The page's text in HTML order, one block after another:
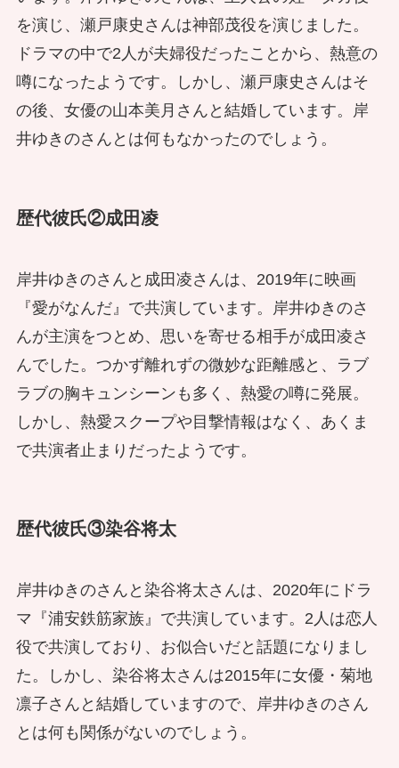
を演じ、瀬戸康史さんは神部茂役を演じました。
ドラマの中で2人が夫婦役だったことから、熱意の
噂になったようです。しかし、瀬戸康史さんはそ
の後、女優の山本美月さんと結婚しています。岸
井ゆきのさんとは何もなかったのでしょう。
歴代彼氏②成田凌
岸井ゆきのさんと成田凌さんは、2019年に映画
『愛がなんだ』で共演しています。岸井ゆきのさ
んが主演をつとめ、思いを寄せる相手が成田凌さ
んでした。つかず離れずの微妙な距離感と、ラブ
ラブの胸キュンシーンも多く、熱愛の噂に発展。
しかし、熱愛スクープや目撃情報はなく、あくま
で共演者止まりだったようです。
歴代彼氏③染谷将太
岸井ゆきのさんと染谷将太さんは、2020年にドラ
マ『浦安鉄筋家族』で共演しています。2人は恋人
役で共演しており、お似合いだと話題になりまし
た。しかし、染谷将太さんは2015年に女優・菊地
凛子さんと結婚していますので、岸井ゆきのさん
とは何も関係がないのでしょう。